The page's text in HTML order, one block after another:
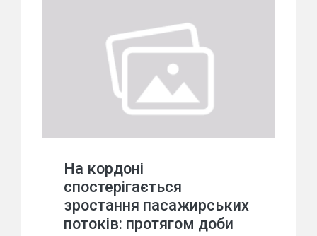
На кордоні
спостерігається
зростання пасажирських
потоків: протягом доби